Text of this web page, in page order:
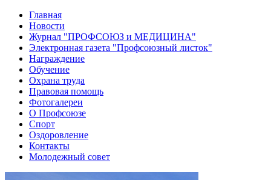
Главная
Новости
Журнал "ПРОФСОЮЗ и МЕДИЦИНА"
Электронная газета "Профсоюзный листок"
Награждение
Обучение
Охрана труда
Правовая помощь
Фотогалереи
О Профсоюзе
Спорт
Оздоровление
Контакты
Молодежный совет